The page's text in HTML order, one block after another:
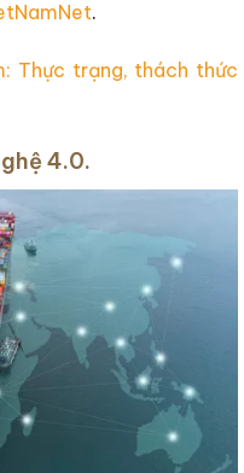
.
Thực trạng, thách thức
4.0.